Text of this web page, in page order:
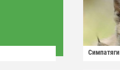
Симпатяги